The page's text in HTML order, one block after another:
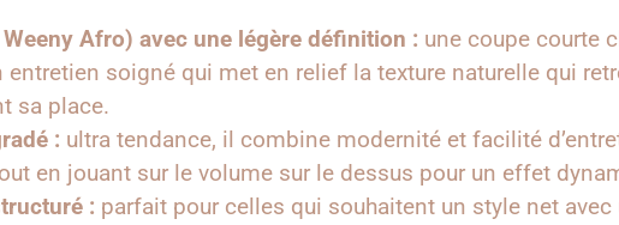
Weeny Afro) avec une légère définition : une coupe courte
entretien soigné qui met en relief la texture naturelle qui
sa place.
: ultra tendance, il combine modernité et facilité
en jouant sur le volume sur le dessus pour un effet
: parfait pour celles qui souhaitent un style net avec